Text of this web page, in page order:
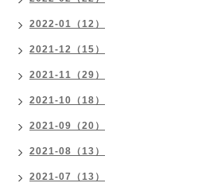
2022-01（12）
2021-12（15）
2021-11（29）
2021-10（18）
2021-09（20）
2021-08（13）
2021-07（13）